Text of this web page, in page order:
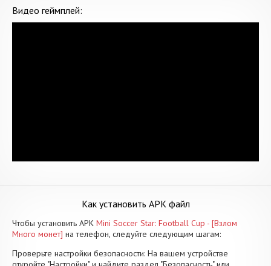
Видео геймплей:
Как установить APK файл
Чтобы установить APK Mini Soccer Star: Football Cup - [Взлом
Много монет] на телефон, следуйте следующим шагам:
Проверьте настройки безопасности: На вашем устройстве